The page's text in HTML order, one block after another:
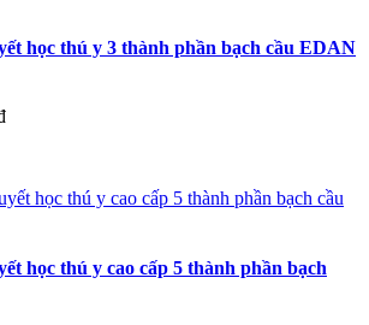
học thú y 3 thành phần bạch cầu EDAN
học thú y cao cấp 5 thành phần bạch